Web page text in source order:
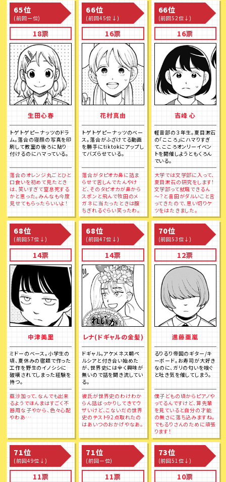
65位
(前回ー位)
18票
生田心春
トゲトゲピーナッツのドラ
ム。落合の寝顔の写真を印
刷して教室の後ろに貼り
付けるのにハマっている。
落合のオレンジ丸ごとひと
口食いを初めて見たとき
は、笑いすぎて窒息死する
かと思った。みんなも今度
見せてもらったらいいよ！
66位
(前回45位↓)
16票
花村真由
トゲトゲピーナッツのベー
ス。落合がふざけてる動画
を勝手にtiktokにアップし
てバズらせている。
落合がタピオカ鼻に詰ま
らせて苦しんでたんやけ
ど、そのタピオカが鼻から
スポンと飛んで牧田のメ
ガネに当たったときは腹
ちぎれるぐらい笑ったわ。
66位
(前回52位↓)
16票
吉峰 心
軽音部の３年生。夏目漱石
の「こころ」にハマりすぎ
て、こころオンリーイベン
トを開催しようともくろん
でいる。
大学では文学部に入って、
夏目漱石の研究をします！
文学部って就職できるん
～？と喜田がダルいこと言
ってきたので、思い切りケ
ツをはたきました。
68位
(前回57位↓)
14票
中津美里
ミドーのベース。小学生の
頃、夏休みの宿題で作った
工作を野生のイノシシに
破壊されてしまった経験を
持つ。
亜沙加って、なんでも出来
るようでほんまはすごく不
器用な子やから、色々心配
やわあ…
68位
(前回47位↓)
14票
レナ(ドギャルの金髪)
ドギャル。アケメネス朝ペ
ルシアと付き合い始めた
が、世界史には全く興味が
無いので話を聞き流してい
る。
彼氏が世界史のわけわか
らん話ばっかりしてきてウ
ザいけど、こないだの世界
史のテスト92点取れたの
はあいつのおかげやなあ。
70位
(前回53位↓)
12票
進藤亜嵐
るりるり帝国のギター/キ
ーボード。お寿司が大好き
なのに、ガリの匂いを嗅ぐ
と吐き気を催してしまう。
僕子どもの頃からピアノや
ってるんですけど、算先輩
を見ていると自分の才能
の無さに落ち込みますね。
でもるりさんのために頑張
ります！
71位
(前回49位↓)
11票
71位
(前回ー位)
11票
73位
(前回51位↓)
10票